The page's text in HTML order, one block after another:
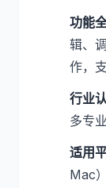
功能
辑、
作，
行业
多专
适用
Mac）